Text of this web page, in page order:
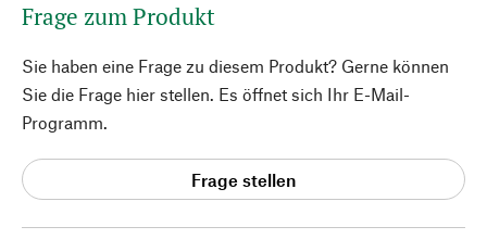
Frage zum Produkt
Sie haben eine Frage zu diesem Produkt? Gerne können
Sie die Frage hier stellen. Es öffnet sich Ihr E-Mail-
Programm.
Frage stellen